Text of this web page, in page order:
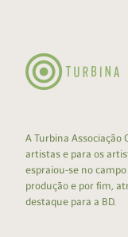
A Turbina
artistas e para os
espraiou-se no
produção e por fim,
destaque para a BD.